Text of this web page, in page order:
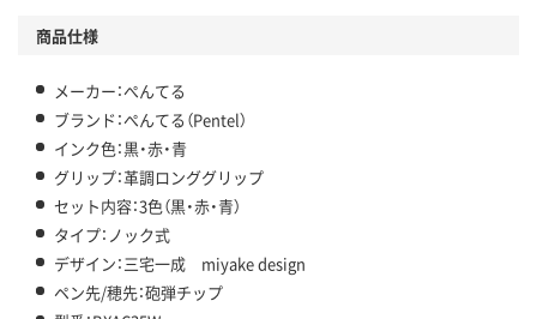
商品仕様
メーカー：ぺんてる
ブランド：ぺんてる（Pentel）
インク色：黒・赤・青
グリップ：革調ロンググリップ
セット内容：3色（黒・赤・青）
タイプ：ノック式
デザイン：三宅一成 miyake design
ペン先/穂先：砲弾チップ